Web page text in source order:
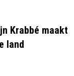
Krabbé maakt
land